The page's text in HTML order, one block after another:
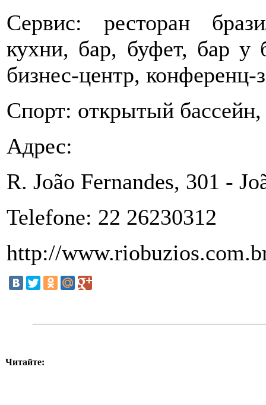
Сервис: ресторан
кухни, бар, буфет, бар у
бизнес-центр, конференц-
Спорт: oткрытый бассейн,
Адрес:
R. João Fernandes, 301 -
Telefone: 22 26230312
http://
Читайте: